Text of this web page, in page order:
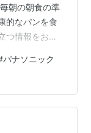
朝の朝食の準
的なパンを食
つ情報をお届
と罪悪感を
イパと健康
カリー、パナ
クスコースを
調理時間を大
パナソニック